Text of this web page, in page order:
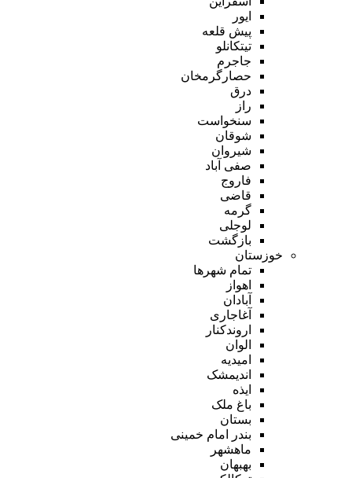
ایور
پیش قلعه
تیتکانلو
جاجرم
حصارگرمخان
درق
راز
سنخواست
شوقان
شیروان
صفی آباد
فاروج
قاضی
گرمه
لوجلی
بازگشت
خوزستان
تمام شهر‌ها
اهواز
آبادان
آغاجاری
اروندکنار
الوان
امیدیه
اندیمشک
ایذه
باغ ملک
بستان
بندر امام خمینی
ماهشهر
بهبهان